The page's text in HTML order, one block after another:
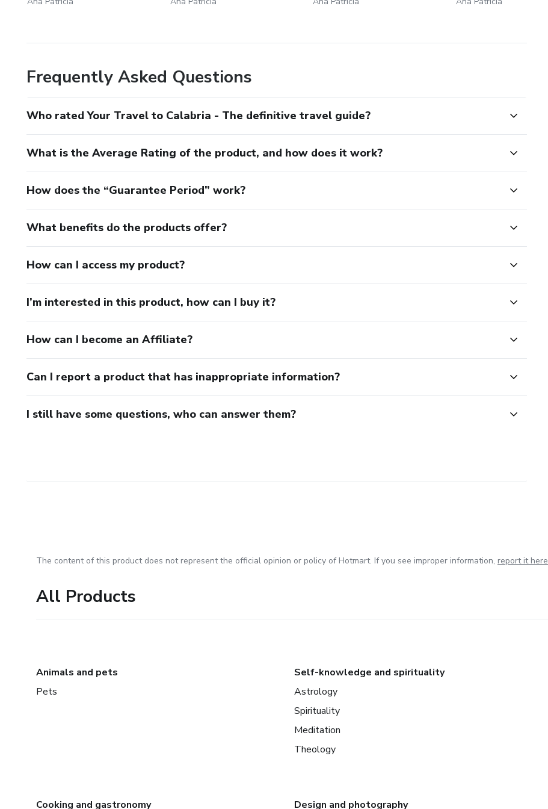
Frequently Asked Questions
Who rated Your Travel to Calabria - The definitive travel guide?
What is the Average Rating of the product, and how does it work?
How does the “Guarantee Period” work?
What benefits do the products offer?
How can I access my product?
I’m interested in this product, how can I buy it?
How can I become an Affiliate?
Can I report a product that has inappropriate information?
I still have some questions, who can answer them?
The content of this product does not represent the official opinion or policy of Hotmart. If you see improper information, report it here
All Products
Animals and pets
Pets
Self-knowledge and spirituality
Astrology
Spirituality
Meditation
Theology
Cooking and gastronomy Design and photography